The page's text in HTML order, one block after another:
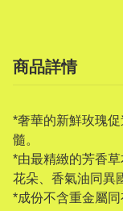
商品詳情
*奢華的新鮮玫瑰
髓。
*由最精緻的芳香
花朵、香氣油同異
*成份不含重金屬同